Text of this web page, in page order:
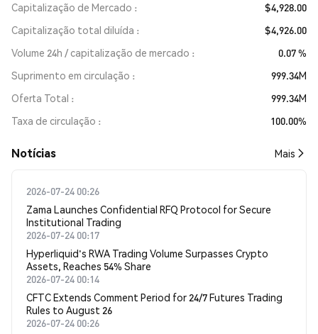
Capitalização de Mercado
$4,928.00
Capitalização total diluída
$4,926.00
Volume 24h / capitalização de mercado
0.07 %
Suprimento em circulação
999.34M
Oferta Total
999.34M
Taxa de circulação
100.00%
​​Notícias​​ Mais
2026-07-24 00:26
Zama Launches Confidential RFQ Protocol for Secure
Institutional Trading
2026-07-24 00:17
Hyperliquid's RWA Trading Volume Surpasses Crypto
Assets, Reaches 54% Share
2026-07-24 00:14
CFTC Extends Comment Period for 24/7 Futures Trading
Rules to August 26
2026-07-24 00:26